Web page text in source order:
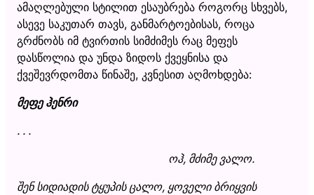
ამაღლებული სტილით ესაუბრება როგორც სხვებს,
ასევე საკუთარ თავს, განმარტოებისას, როცა
გრძნობს იმ ტვირთის სიმძიმეს რაც მეფეს
დასწოლია და უნდა ზიდოს ქვეყნისა და
ქვეშევრდომთა წინაშე, კვნესით აღმოხდება:
მეფე ჰენრი
. . .
ოჰ, მძიმე ვალო.
შენ სიდიადის ტყუპის ცალო, ყოველი ბრიყვის